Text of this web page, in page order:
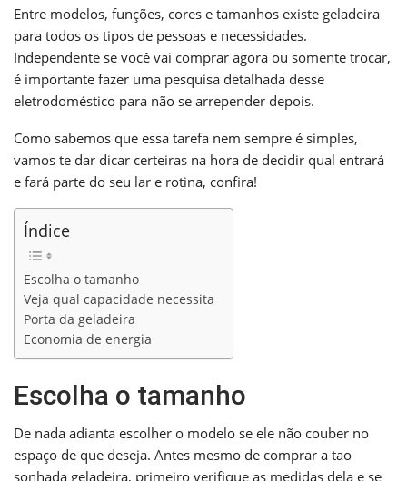
Entre modelos, funções, cores e tamanhos existe geladeira
para todos os tipos de pessoas e necessidades.
Independente se você vai comprar agora ou somente trocar,
é importante fazer uma pesquisa detalhada desse
eletrodoméstico para não se arrepender depois.
Como sabemos que essa tarefa nem sempre é simples,
vamos te dar dicar certeiras na hora de decidir qual entrará
e fará parte do seu lar e rotina, confira!
Índice
Escolha o tamanho
Veja qual capacidade necessita
Porta da geladeira
Economia de energia
Escolha o tamanho
De nada adianta escolher o modelo se ele não couber no
espaço de que deseja. Antes mesmo de comprar a tao
sonhada geladeira, primeiro verifique as medidas dela e se